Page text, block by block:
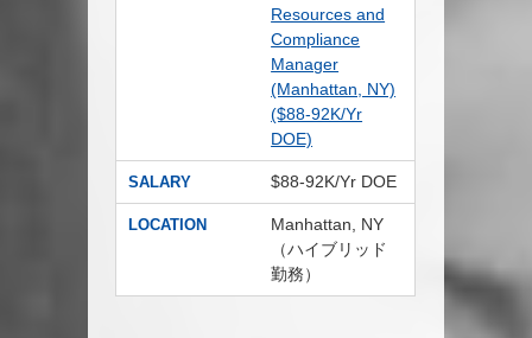
Resources and
Compliance
Manager
(Manhattan, NY)
($88-92K/Yr
DOE)
SALARY $88-92K/Yr DOE
LOCATION
Manhattan, NY
（ハイブリッド
勤務）